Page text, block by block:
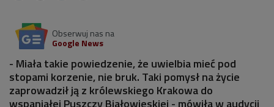
Obserwuj nas na
Google News
- Miała takie powiedzenie, że uwielbia mieć pod
stopami korzenie, nie bruk. Taki pomysł na życie
zaprowadził ją z królewskiego Krakowa do
wspaniałej Puszczy Białowieskiej - mówiła w audycji